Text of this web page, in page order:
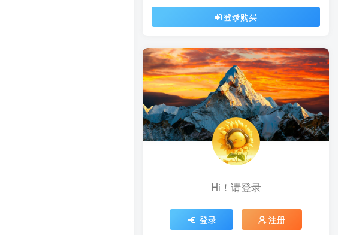
登录购买
Hi！请登录
登录 注册